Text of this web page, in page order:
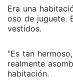
Era una
oso de juguete.
vestidos.
"Es tan
realmente
habitación.